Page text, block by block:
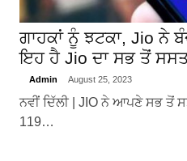
ਗਾਹਕਾਂ ਨੂੰ ਝਟਕਾ, Jio ਨੇ
ਇਹ ਹੈ Jio ਦਾ ਸਭ ਤੋਂ
Admin August 25, 2023
ਨਵੀਂ ਦਿੱਲੀ | JIO ਨੇ ਆਪਣੇ ਸਭ ਤੋਂ
119…